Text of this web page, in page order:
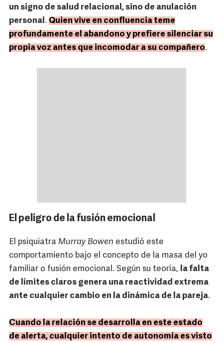
un signo de salud relacional, sino de anulación
personal. Quien vive en confluencia teme
profundamente el abandono y prefiere silenciar su
propia voz antes que incomodar a su compañero.
El peligro de la fusión emocional
El psiquiatra Murray Bowen estudió este
comportamiento bajo el concepto de la masa del yo
familiar o fusión emocional. Según su teoría, la falta
de límites claros genera una reactividad extrema
ante cualquier cambio en la dinámica de la pareja.
Cuando la relación se desarrolla en este estado
de alerta, cualquier intento de autonomía es visto